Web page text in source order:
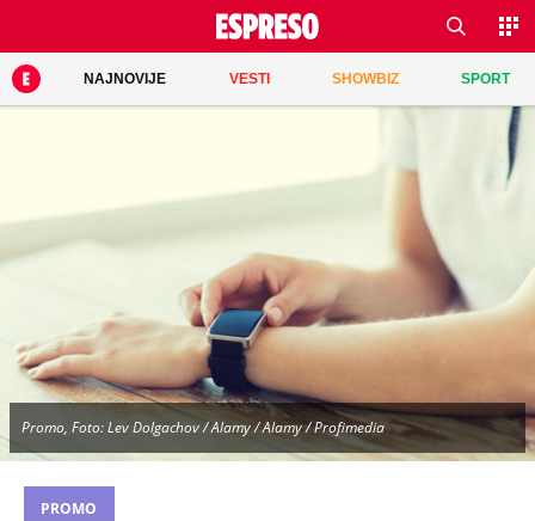
NAJNOVIJE VESTI SHOWBIZ SPORT
Promo, Foto: Lev Dolgachov / Alamy / Alamy / Profimedia
PROMO